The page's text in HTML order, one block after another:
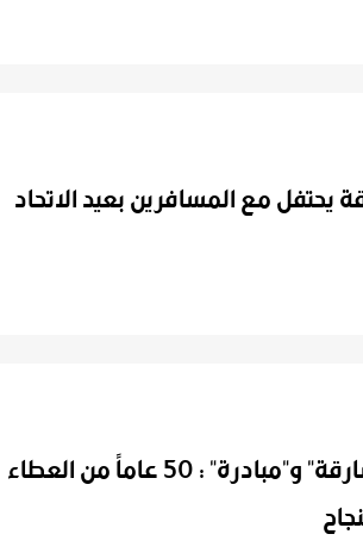
يحتفل مع المسافرين بعيد الاتحاد
: 50 عاماً من العطاء